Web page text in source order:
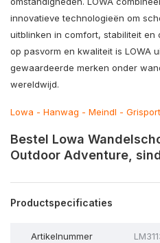
innovatieve technologieën om
uitblinken in comfort, stabiliteit en
op pasvorm en kwaliteit is LOWA
gewaardeerde merken onder
wereldwijd.
Lowa - Hanwag - Meindl - Grisport
Bestel Lowa
Outdoor Adventure,
Productspecificaties
Artikelnummer